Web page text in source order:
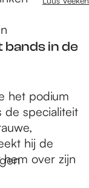
bands in de
het podium
de specialiteit
hij de
over zijn